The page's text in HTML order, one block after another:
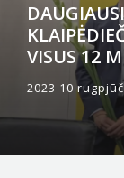
VISUS 12
2023 10